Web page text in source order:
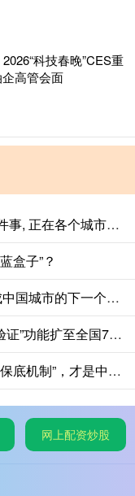
科技春晚”CES重
高管会面
富明证券 比房子卖不掉更担忧的四件事, 正在各个城市蔓延, 老百姓要警惕
盒子”？
金股宝配资 高层住宅, 正在逐渐变成中国城市的下一个大麻烦
沪深投 广受好评! 贝壳将“业主调价验证”功能扩至全国75城
掌柜配资 汉人濒死时刻开启的“历史保底机制”，才是中华文明最恐怖的地方
网上配资炒股